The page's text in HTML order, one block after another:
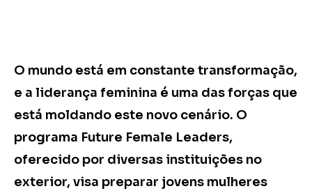
O mundo está em constante transformação,
e a liderança feminina é uma das forças que
está moldando este novo cenário. O
programa Future Female Leaders,
oferecido por diversas instituições no
exterior, visa preparar jovens mulheres